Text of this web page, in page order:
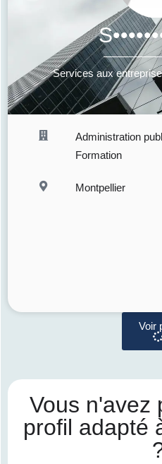
Administration
Formation
Montpellier
Voir
Vous n'avez
profil adapté